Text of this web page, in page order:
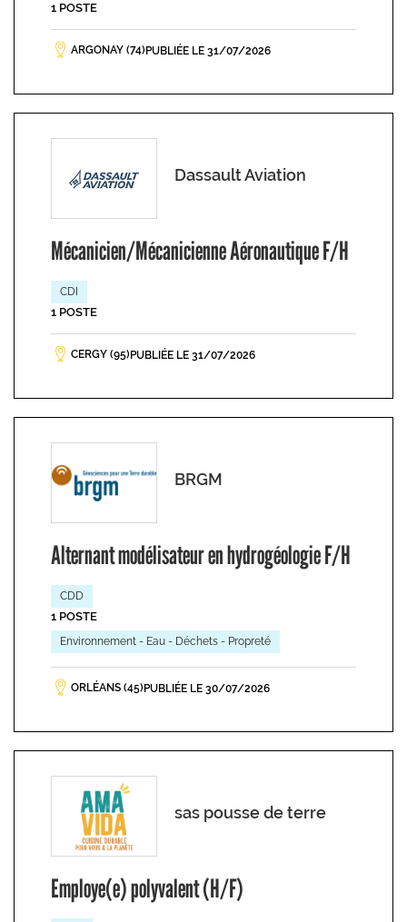
1 POSTE
ARGONAY (74) PUBLIÉE LE 31/07/2026
Dassault Aviation
Mécanicien/Mécanicienne Aéronautique F/H
CDI
1 POSTE
CERGY (95) PUBLIÉE LE 31/07/2026
BRGM
Alternant modélisateur en hydrogéologie F/H
CDD
1 POSTE
Environnement - Eau - Déchets - Propreté
ORLÉANS (45) PUBLIÉE LE 30/07/2026
sas pousse de terre
Employe(e) polyvalent (H/F)